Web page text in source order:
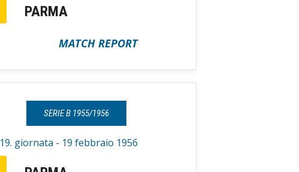
PARMA
MATCH REPORT
SERIE B 1955/1956
19. giornata - 19 febbraio 1956